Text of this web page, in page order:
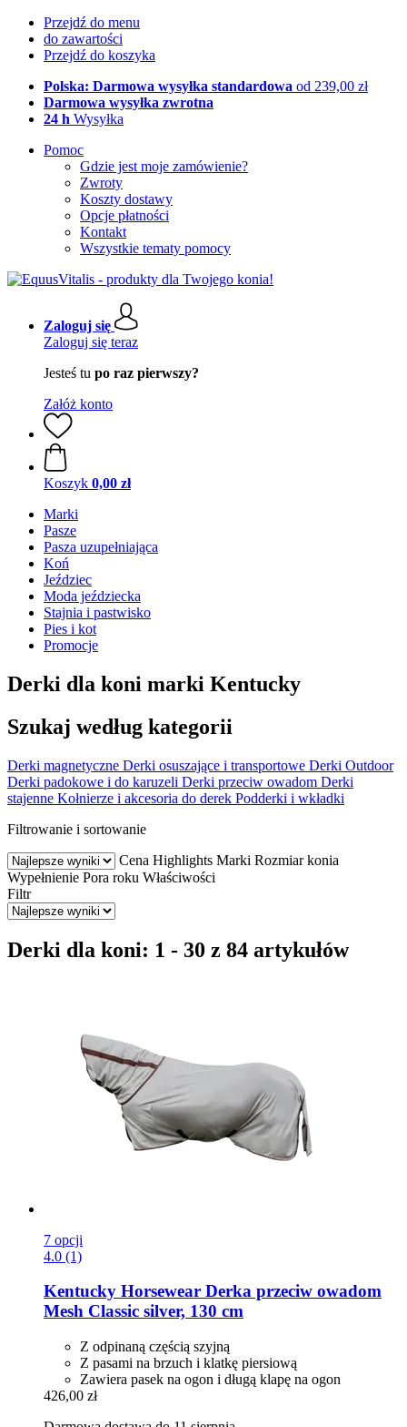
Przejdź do menu
do zawartości
Przejdź do koszyka
Polska: Darmowa wysyłka standardowa od 239,00 zł
Darmowa wysyłka zwrotna
24 h Wysyłka
Pomoc
Gdzie jest moje zamówienie?
Zwroty
Koszty dostawy
Opcje płatności
Kontakt
Wszystkie tematy pomocy
Zaloguj się
Zaloguj się teraz
Jesteś tu po raz pierwszy?
Załóż konto
Koszyk 0,00 zł
Marki
Pasze
Pasza uzupełniająca
Koń
Jeździec
Moda jeździecka
Stajnia i pastwisko
Pies i kot
Promocje
Derki dla koni marki Kentucky
Szukaj według kategorii
Derki magnetyczne Derki osuszające i transportowe Derki Outdoor
Derki padokowe i do karuzeli Derki przeciw owadom Derki
stajenne Kołnierze i akcesoria do derek Podderki i wkładki
Filtrowanie i sortowanie
Cena Highlights Marki Rozmiar konia
Wypełnienie Pora roku Właściwości
Filtr
Derki dla koni: 1 - 30 z 84 artykułów
7 opcji
4.0 (1)
Kentucky Horsewear Derka przeciw owadom
Mesh Classic silver, 130 cm
Z odpinaną częścią szyjną
Z pasami na brzuch i klatkę piersiową
Zawiera pasek na ogon i długą klapę na ogon
426,00 zł